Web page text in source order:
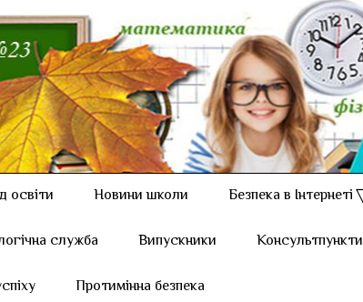
освіти Новини школи
Безпека в Інтернеті
служба Випускники
Консультпункти
Протимінна безпека